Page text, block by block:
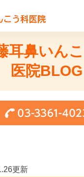
耳鼻いん
医院BLOG
更新